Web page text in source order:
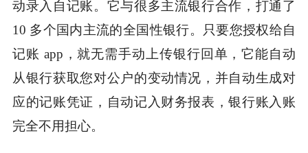
动录入自记账。它与很多主流银行合作，打通了
10 多个国内主流的全国性银行。只要您授权给自
记账 app，就无需手动上传银行回单，它能自动
从银行获取您对公户的变动情况，并自动生成对
应的记账凭证，自动记入财务报表，银行账入账
完全不用担心。